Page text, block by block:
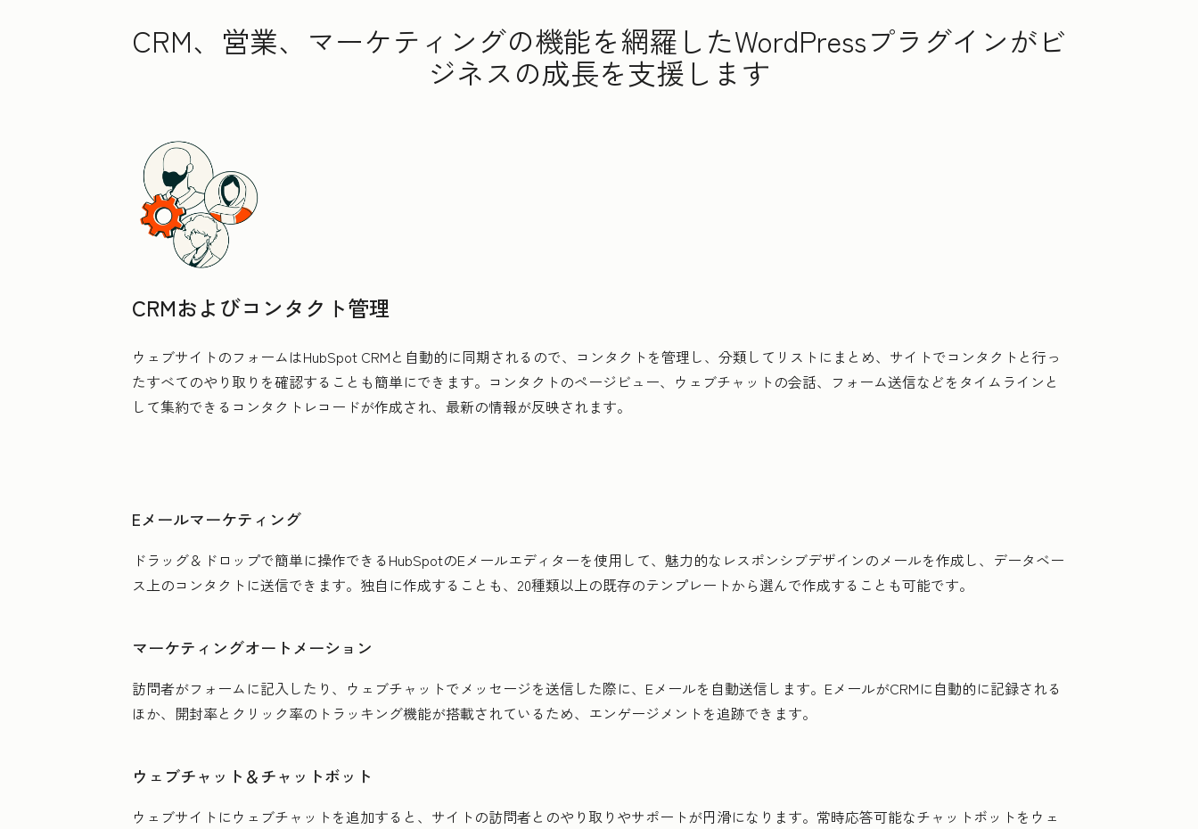
CRM、営業、マーケティングの機能を網羅したWordPressプラグインがビ
ジネスの成長を支援します
CRMおよびコンタクト管理
ウェブサイトのフォームはHubSpot CRMと自動的に同期されるので、コンタクトを管理し、分類してリストにまとめ、サイトでコンタクトと行っ
たすべてのやり取りを確認することも簡単にできます。コンタクトのページビュー、ウェブチャットの会話、フォーム送信などをタイムラインと
して集約できるコンタクトレコードが作成され、最新の情報が反映されます。
Eメールマーケティング
ドラッグ＆ドロップで簡単に操作できるHubSpotのEメールエディターを使用して、魅力的なレスポンシブデザインのメールを作成し、データベー
ス上のコンタクトに送信できます。独自に作成することも、20種類以上の既存のテンプレートから選んで作成することも可能です。
マーケティングオートメーション
訪問者がフォームに記入したり、ウェブチャットでメッセージを送信した際に、Eメールを自動送信します。EメールがCRMに自動的に記録される
ほか、開封率とクリック率のトラッキング機能が搭載されているため、エンゲージメントを追跡できます。
ウェブチャット＆チャットボット
ウェブサイトにウェブチャットを追加すると、サイトの訪問者とのやり取りやサポートが円滑になります。常時応答可能なチャットボットをウェ